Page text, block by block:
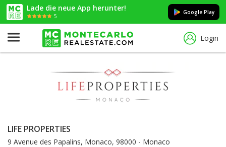
Lade die neue App herunter!
5
Google Play
Login
LIFE PROPERTIES
9 Avenue des Papalins, Monaco, 98000 - Monaco